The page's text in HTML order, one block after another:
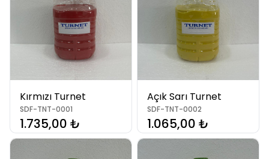
Kırmızı Turnet
SDF-TNT-0001
1.735,00 ₺
Açık Sarı Turnet
SDF-TNT-0002
1.065,00 ₺